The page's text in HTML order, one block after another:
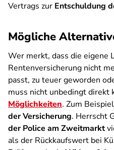
Vertrags zur Entschuldung
Mögliche
Wer merkt, dass die eigene
Rentenversicherung nicht
passt, zu teuer geworden
muss nicht unbedingt direkt
Möglichkeiten. Zum
der Versicherung. Herrscht
der Police am Zweitmarkt
als der Rückkaufswert bei